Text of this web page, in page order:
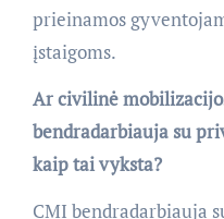
prieinamos
įstaigoms.
Ar civilinė
bendradarbiauja su
kaip tai vyksta?
CMI bendradarbiauja